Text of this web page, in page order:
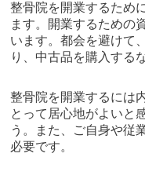
整骨院を開業するため
ます。開業するための
います。都会を避けて
り、中古品を購入する
整骨院を開業するには
とって居心地がよいと
う。また、ご自身や従
必要です。